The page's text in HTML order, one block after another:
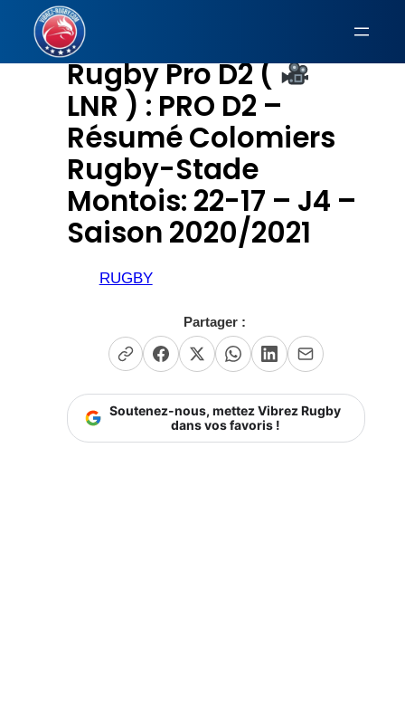
Aller
contenu Rugby Pro D2 (
LNR ) : PRO D2 –
Résumé Colomiers
Rugby-Stade
Montois: 22-17 – J4 –
Saison 2020/2021
RUGBY
Partager :
Soutenez-nous, mettez Vibrez Rugby
dans vos favoris !